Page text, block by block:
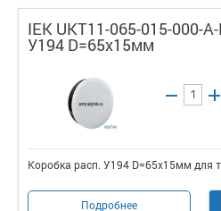
IEK UKT11-065-015-000-
У194 D=65х15мм
Коробка расп. У194 D=65х15мм для
Подробнее